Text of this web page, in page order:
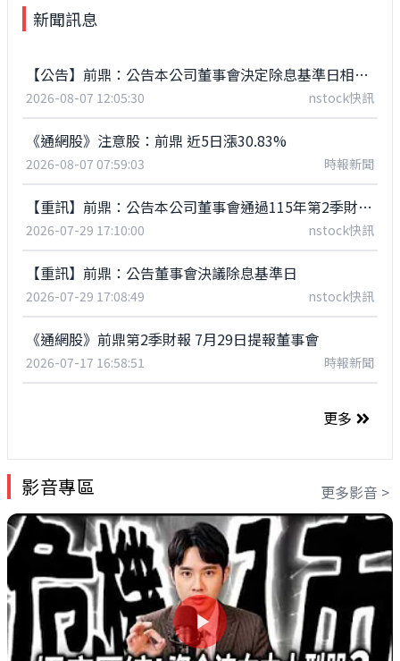
新聞訊息
【公告】前鼎：公告本公司董事會決定除息基準日相關事。
2026-08-07 12:05:30 nstock快訊
《通網股》注意股：前鼎 近5日漲30.83%
2026-08-07 07:59:03 時報新聞
【重訊】前鼎：公告本公司董事會通過115年第2季財務報表
2026-07-29 17:10:00 nstock快訊
【重訊】前鼎：公告董事會決議除息基準日
2026-07-29 17:08:49 nstock快訊
《通網股》前鼎第2季財報 7月29日提報董事會
2026-07-17 16:58:51 時報新聞
更多
影音專區 更多影音 >